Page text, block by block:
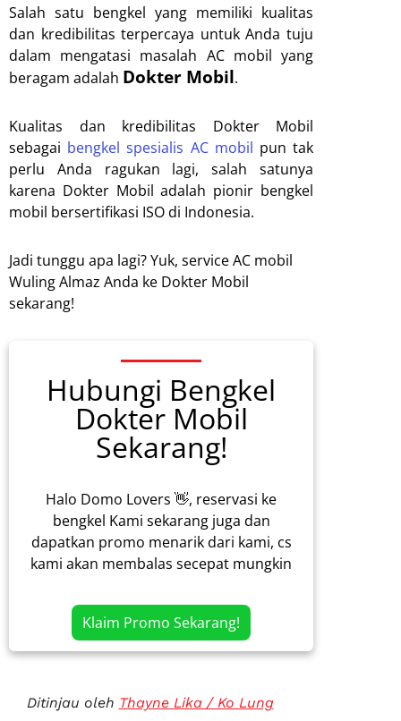
Salah satu bengkel yang memiliki kualitas
dan kredibilitas terpercaya untuk Anda tuju
dalam mengatasi masalah AC mobil yang
beragam adalah Dokter Mobil.
Kualitas dan kredibilitas Dokter Mobil
sebagai bengkel spesialis AC mobil pun tak
perlu Anda ragukan lagi, salah satunya
karena Dokter Mobil adalah pionir bengkel
mobil bersertifikasi ISO di Indonesia.
Jadi tunggu apa lagi? Yuk, service AC mobil
Wuling Almaz Anda ke Dokter Mobil
sekarang!
Hubungi Bengkel
Dokter Mobil
Sekarang!
Halo Domo Lovers 👋, reservasi ke
bengkel Kami sekarang juga dan
dapatkan promo menarik dari kami, cs
kami akan membalas secepat mungkin
Klaim Promo Sekarang!
Ditinjau oleh Thayne Lika / Ko Lung